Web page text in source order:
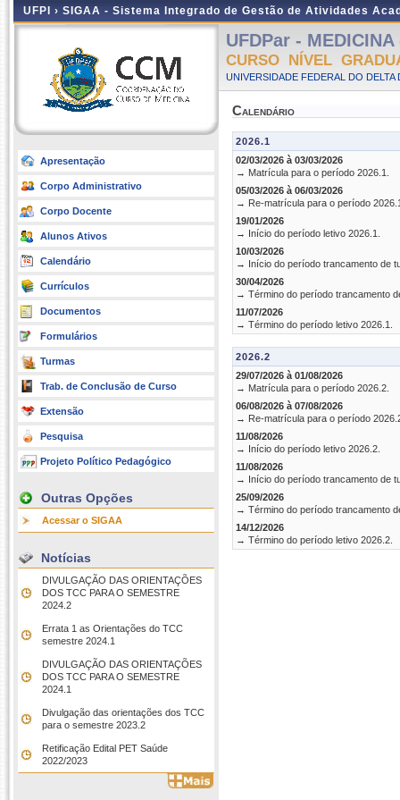
UFPI › SIGAA - Sistema Integrado de Gestão de Atividades
Apresentação
Corpo Administrativo
Corpo Docente
Alunos Ativos
Calendário
Currículos
Documentos
Formulários
Turmas
Trab. de Conclusão de Curso
Extensão
Pesquisa
Projeto Político Pedagógico
Outras Opções
Acessar o SIGAA
Notícias
DIVULGAÇÃO DAS ORIENTAÇÕES
DOS TCC PARA O SEMESTRE
2024.2
Errata 1 as Orientações do TCC
semestre 2024.1
DIVULGAÇÃO DAS ORIENTAÇÕES
DOS TCC PARA O SEMESTRE
2024.1
Divulgação das orientações dos TCC
para o semestre 2023.2
Retificação Edital PET Saúde
2022/2023
UFDPar -
CURSO NÍVEL
UNIVERSIDADE FEDERAL DO DELTA
Calendário
2026.1
02/03/2026 à 03/03/2026
→ Matrícula para o período 2026.1.
05/03/2026 à 06/03/2026
→ Re-matrícula para o período
19/01/2026
→ Início do período letivo 2026.1.
10/03/2026
→ Início do período trancamento de
30/04/2026
→ Término do período trancamento
11/07/2026
→ Término do período letivo 2026.1.
2026.2
29/07/2026 à 01/08/2026
→ Matrícula para o período 2026.2.
06/08/2026 à 07/08/2026
→ Re-matrícula para o período
11/08/2026
→ Início do período letivo 2026.2.
11/08/2026
→ Início do período trancamento de
25/09/2026
→ Término do período trancamento
14/12/2026
→ Término do período letivo 2026.2.